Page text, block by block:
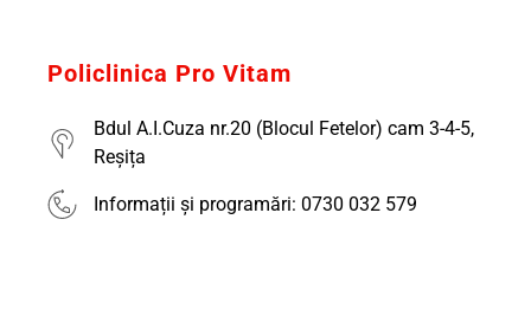
Policlinica Pro Vitam
Bdul A.I.Cuza nr.20 (Blocul Fetelor) cam 3-4-5,
Reșița
Informații și programări: 0730 032 579